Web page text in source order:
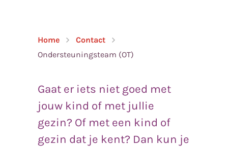
Home
Contact
Ondersteuningsteam (OT)
Gaat er iets niet goed met
jouw kind of met jullie
gezin? Of met een kind of
gezin dat je kent? Dan kun je